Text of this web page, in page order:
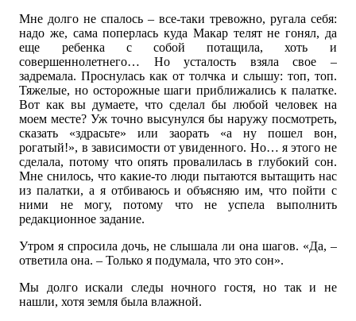
Мне долго не спалось – все-таки тревожно, ругала себя:
надо же, сама поперлась куда Макар телят не гонял, да
еще ребенка с собой потащила, хоть и
совершеннолетнего… Но усталость взяла свое –
задремала. Проснулась как от толчка и слышу: топ, топ.
Тяжелые, но осторожные шаги приближались к палатке.
Вот как вы думаете, что сделал бы любой человек на
моем месте? Уж точно высунулся бы наружу посмотреть,
сказать «здрасьте» или заорать «а ну пошел вон,
рогатый!», в зависимости от увиденного. Но… я этого не
сделала, потому что опять провалилась в глубокий сон.
Мне снилось, что какие-то люди пытаются вытащить нас
из палатки, а я отбиваюсь и объясняю им, что пойти с
ними не могу, потому что не успела выполнить
редакционное задание.
Утром я спросила дочь, не слышала ли она шагов. «Да, –
ответила она. – Только я подумала, что это сон».
Мы долго искали следы ночного гостя, но так и не
нашли, хотя земля была влажной.